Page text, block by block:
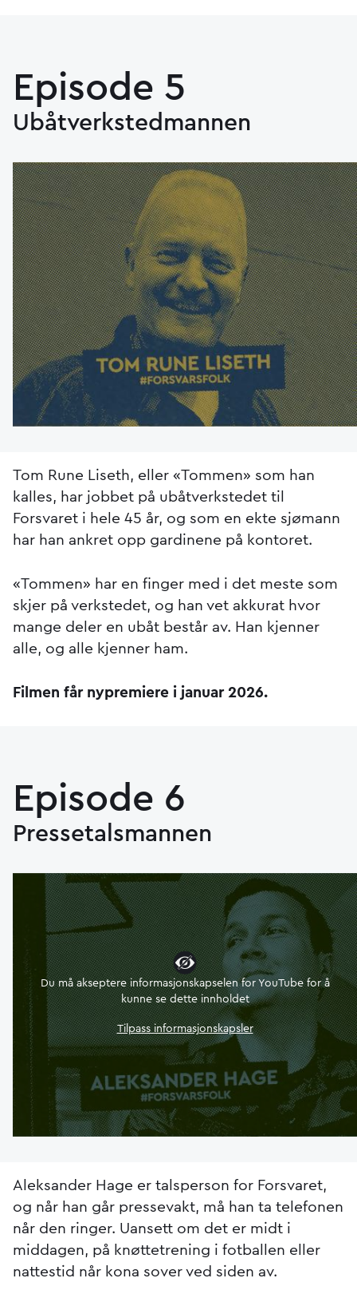
Episode 5
Ubåtverkstedmannen
Tom Rune Liseth, eller «Tommen» som han
kalles, har jobbet på ubåtverkstedet til
Forsvaret i hele 45 år, og som en ekte sjømann
har han ankret opp gardinene på kontoret.
«Tommen» har en finger med i det meste som
skjer på verkstedet, og han vet akkurat hvor
mange deler en ubåt består av. Han kjenner
alle, og alle kjenner ham.
Filmen får nypremiere i januar 2026.
Episode 6
Pressetalsmannen
Du må akseptere informasjonskapselen for YouTube for å
kunne se dette innholdet
Tilpass informasjonskapsler
Aleksander Hage er talsperson for Forsvaret,
og når han går pressevakt, må han ta telefonen
når den ringer. Uansett om det er midt i
middagen, på knøttetrening i fotballen eller
nattestid når kona sover ved siden av.